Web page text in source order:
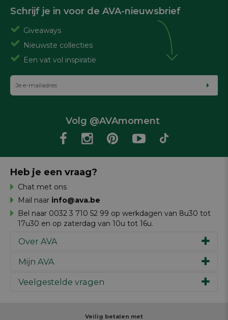
Schrijf je in voor de AVA-nieuwsbrief
Giveaways
Nieuwste collecties
Een vat vol inspiratie
Volg @AVAmoment
Over AVA
Ons verhaal
Werken bij AVA
Mijn AVA
Inspiratie
Veelgestelde vragen
Heb je een vraag?
Chat met ons
Mail naar info@ava.be
Bel naar 0032 3 710 52 99 op werkdagen van 8u30 tot
17u30 en op zaterdag van 10u tot 16u.
Veilig betalen met